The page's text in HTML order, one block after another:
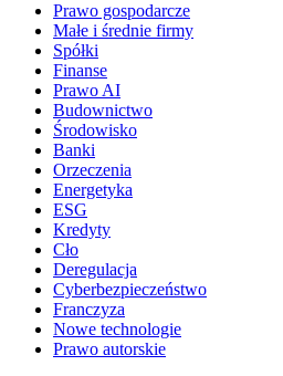
Prawo gospodarcze
Małe i średnie firmy
Spółki
Finanse
Prawo AI
Budownictwo
Środowisko
Banki
Orzeczenia
Energetyka
ESG
Kredyty
Cło
Deregulacja
Cyberbezpieczeństwo
Franczyza
Nowe technologie
Prawo autorskie